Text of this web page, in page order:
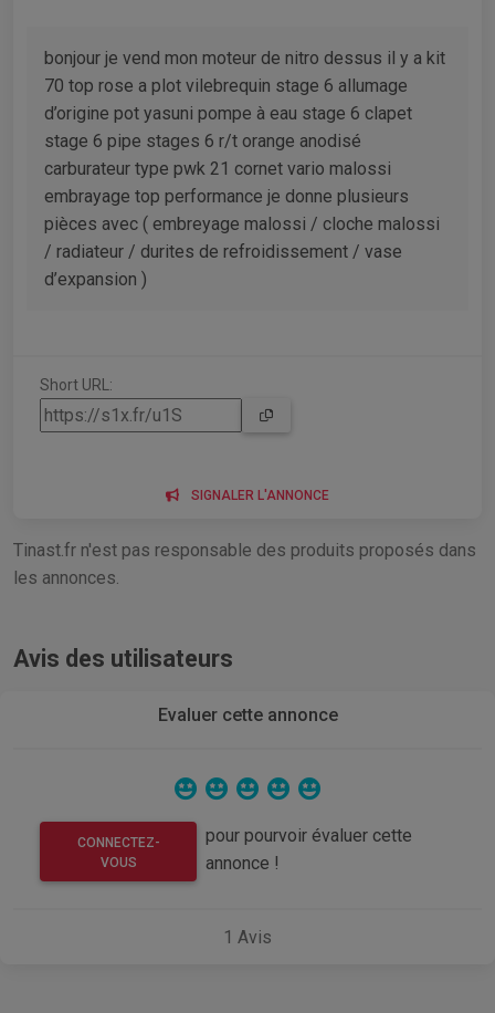
bonjour je vend mon moteur de nitro dessus il y a kit
70 top rose a plot vilebrequin stage 6 allumage
d’origine pot yasuni pompe à eau stage 6 clapet
stage 6 pipe stages 6 r/t orange anodisé
carburateur type pwk 21 cornet vario malossi
embrayage top performance je donne plusieurs
pièces avec ( embreyage malossi / cloche malossi
/ radiateur / durites de refroidissement / vase
d’expansion )
Short URL:
SIGNALER L'ANNONCE
Tinast.fr n'est pas responsable des produits proposés dans
les annonces.
Avis des utilisateurs
Evaluer cette annonce
CONNECTEZ-
VOUS
pour pourvoir évaluer cette
annonce !
1 Avis